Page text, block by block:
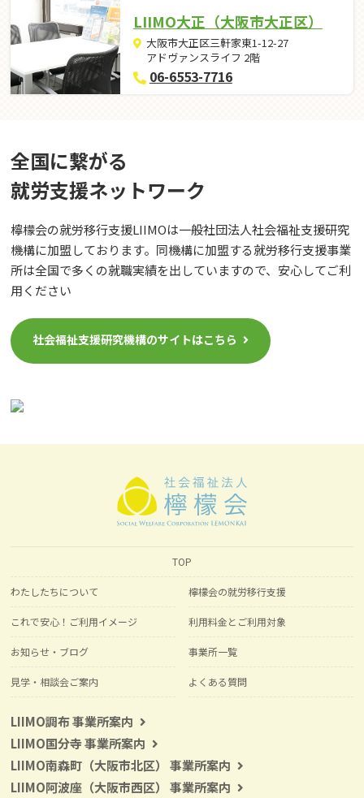
LIIMO大正（大阪市大正区）
大阪市大正区三軒家東1-12-27
アドヴァンスライフ 2階
06-6553-7716
全国に繋がる
就労⽀援ネットワーク
檸檬会の就労移行支援LIIMOは一般社団法人社会福祉支援研究
機構に加盟しております。同機構に加盟する就労移行支援事業
所は全国で多くの就職実績を出していますので、安心してご利
用ください
社会福祉支援研究機構のサイトはこちら
TOP
わたしたちについて 檸檬会の就労移行支援
これで安心！ご利用イメージ 利用料金とご利用対象
お知らせ・ブログ 事業所一覧
見学・相談会ご案内 よくある質問
LIIMO調布 事業所案内
LIIMO国分寺 事業所案内
LIIMO南森町（大阪市北区） 事業所案内
LIIMO阿波座（大阪市西区） 事業所案内